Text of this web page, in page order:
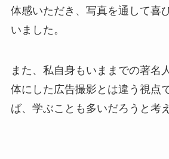
体感いただき、写真を通して喜
いました。
また、私自身もいままでの著名
体にした広告撮影とは違う視点
ば、学ぶことも多いだろうと考